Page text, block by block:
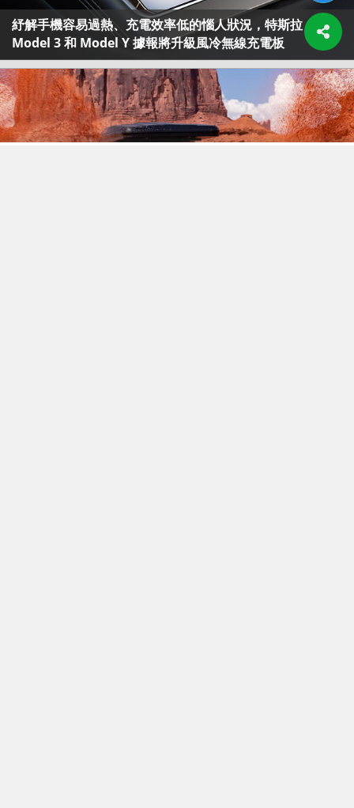
紓解手機容易過熱、充電效率低的惱人狀況，特斯拉
Model 3 和 Model Y 據報將升級風冷無線充電板